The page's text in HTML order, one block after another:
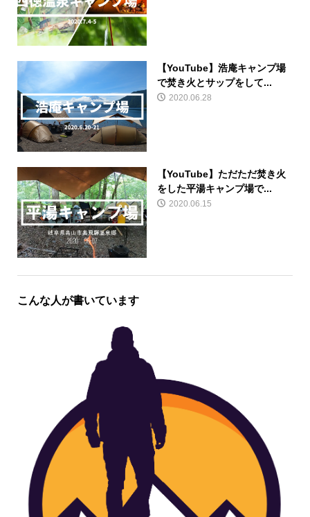
【YouTube】浩庵キャンプ場
で焚き火とサップをして...
2020.06.28
【YouTube】ただただ焚き火
をした平湯キャンプ場で...
2020.06.15
こんな人が書いています